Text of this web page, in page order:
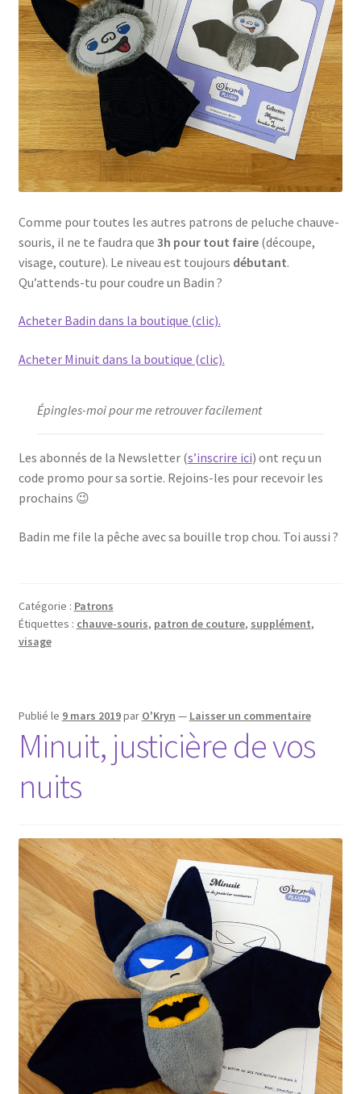
Comme pour toutes les autres patrons de peluche chauve-
souris, il ne te faudra que 3h pour tout faire(découpe,
visage, couture). Le niveau est toujours débutant.
Qu’attends-tu pour coudre un Badin ?
Acheter Badin dans la boutique (clic).
Acheter Minuit dans la boutique (clic).
Épingles-moi pour me retrouver facilement
Les abonnés de la Newsletter (s’inscrire ici) ont reçu un
code promo pour sa sortie. Rejoins-les pour recevoir les
prochains 😉
Badin me file la pêche avec sa bouille trop chou. Toi aussi ?
Catégorie : Patrons
Étiquettes : chauve-souris, patron de couture, supplément,
visage
Publié le 9 mars 2019par O'Kryn — Laisser un commentaire
Minuit, justicière de vos
nuits